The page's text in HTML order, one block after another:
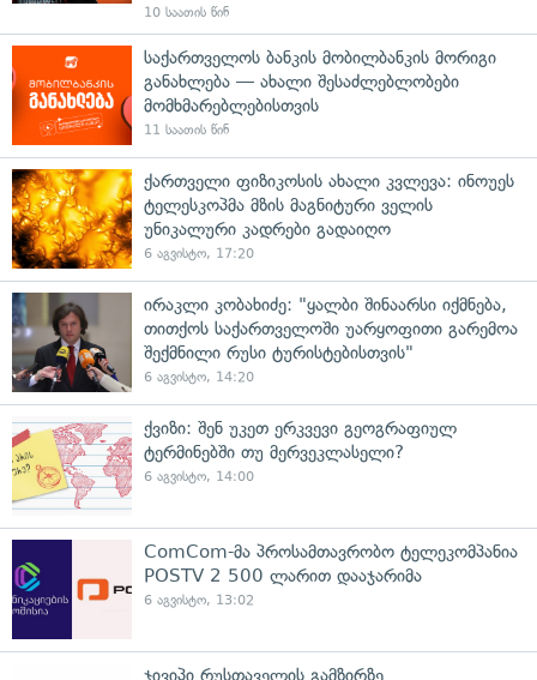
10 საათის წინ
საქართველოს ბანკის მობილბანკის მორიგი
განახლება — ახალი შესაძლებლობები
მომხმარებლებისთვის
11 საათის წინ
ქართველი ფიზიკოსის ახალი კვლევა: ინოუეს
ტელესკოპმა მზის მაგნიტური ველის
უნიკალური კადრები გადაიღო
6 აგვისტო, 17:20
ირაკლი კობახიძე: "ყალბი შინაარსი იქმნება,
თითქოს საქართველოში უარყოფითი გარემოა
შექმნილი რუსი ტურისტებისთვის"
6 აგვისტო, 14:20
ქვიზი: შენ უკეთ ერკვევი გეოგრაფიულ
ტერმინებში თუ მერვეკლასელი?
6 აგვისტო, 14:00
ComCom-მა პროსამთავრობო ტელეკომპანია
POSTV 2 500 ლარით დააჯარიმა
6 აგვისტო, 13:02
ჯივიპი რუსთაველის გამზირზე